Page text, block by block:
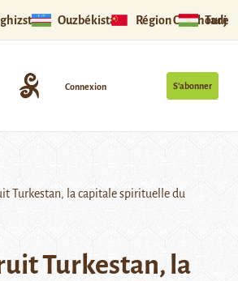
Ouzbékistan Région Ouïghoure
S’abonner
Connexion
Turkestan, la capitale spirituelle du
Turkestan, la